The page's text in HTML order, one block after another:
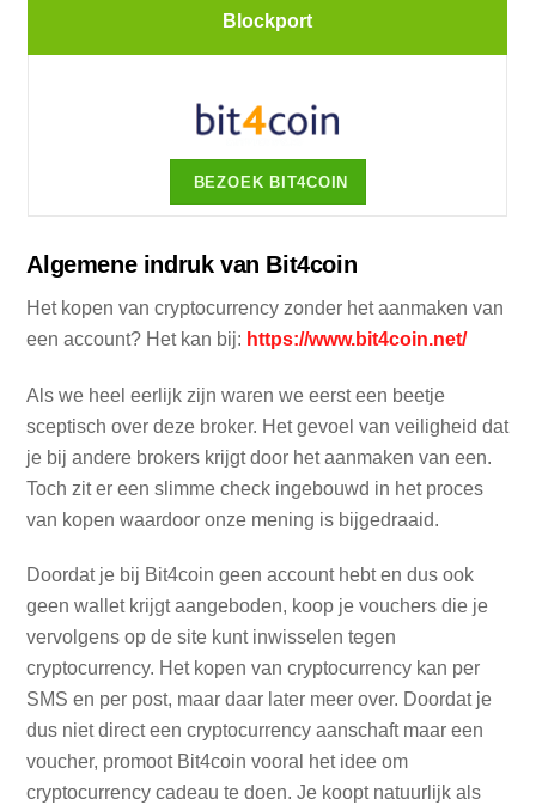
Blockport
BEZOEK BIT4COIN
Algemene indruk van Bit4coin
Het kopen van cryptocurrency zonder het aanmaken van
een account? Het kan bij: https://www.bit4coin.net/
Als we heel eerlijk zijn waren we eerst een beetje
sceptisch over deze broker. Het gevoel van veiligheid dat
je bij andere brokers krijgt door het aanmaken van een.
Toch zit er een slimme check ingebouwd in het proces
van kopen waardoor onze mening is bijgedraaid.
Doordat je bij Bit4coin geen account hebt en dus ook
geen wallet krijgt aangeboden, koop je vouchers die je
vervolgens op de site kunt inwisselen tegen
cryptocurrency. Het kopen van cryptocurrency kan per
SMS en per post, maar daar later meer over. Doordat je
dus niet direct een cryptocurrency aanschaft maar een
voucher, promoot Bit4coin vooral het idee om
cryptocurrency cadeau te doen. Je koopt natuurlijk als